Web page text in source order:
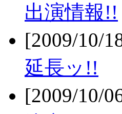
出演情報!!
[2009/10/
延長ッ!!
[2009/10/